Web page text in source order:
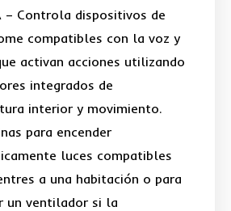
– Controla dispositivos de
compatibles con la voz y
activan acciones utilizando
integrados de
interior y movimiento.
para encender
luces compatibles
a una habitación o para
un ventilador si la